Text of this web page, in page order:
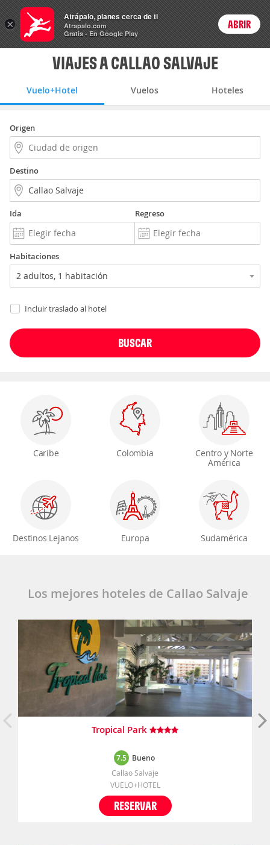
Vuelo+Hotel Login
VIAJES A CALLAO SALVAJE
Vuelo+Hotel Vuelos Hoteles
Origen
Destino
Ida Regreso
Habitaciones
Incluir traslado al hotel
Caribe Colombia
Centro y Norte
América
Destinos Lejanos Europa Sudamérica
Los mejores hoteles de Callao Salvaje
Tropical Park
7.5 Bueno
Callao Salvaje
VUELO+HOTEL
RESERVAR
×
Atrápalo, planes cerca de ti
Atrapalo.com
Gratis - En Google Play
ABRIR